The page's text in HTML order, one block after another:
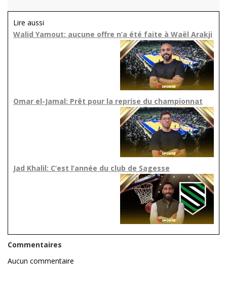
Lire aussi
Walid Yamout: aucune offre n’a été faite à Waël Arakji
Omar el-Jamal: Prêt pour la reprise du championnat
Jad Khalil: C’est l’année du club de Sagesse
Commentaires
Aucun commentaire